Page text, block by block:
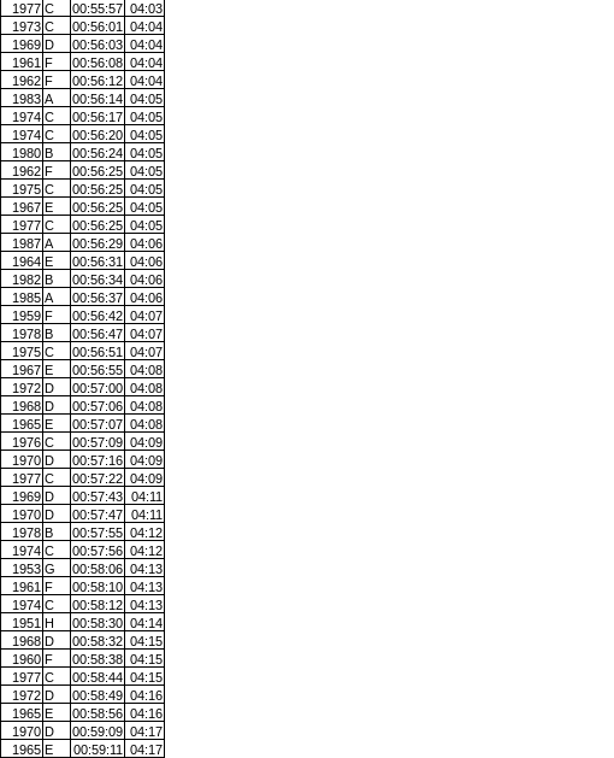
1977 C 00:55:57 04:03
1973 C 00:56:01
04:04
1969 D 00:56:03 04:04
1961 F 00:56:08 04:04
1962 F 00:56:12 04:04
1983 A 00:56:14 04:05
1974 C 00:56:17 04:05
1974 C 00:56:20 04:05
1980 B 00:56:24 04:05
1962 F 00:56:25 04:05
1975 C 00:56:25 04:05
1967 E 00:56:25 04:05
1977 C 00:56:25 04:05
1987 A 00:56:29 04:06
1964 E 00:56:31
04:06
1982 B 00:56:34 04:06
1985 A 00:56:37 04:06
1959 F 00:56:42 04:07
1978 B 00:56:47 04:07
1975 C 00:56:51
04:07
1967 E 00:56:55 04:08
1972 D 00:57:00 04:08
1968 D 00:57:06 04:08
1965 E 00:57:07 04:08
1976 C 00:57:09 04:09
1970 D 00:57:16 04:09
1977 C 00:57:22 04:09
1969 D 00:57:43 04:11
1970 D 00:57:47 04:11
1978 B 00:57:55 04:12
1974 C 00:57:56 04:12
1953 G 00:58:06 04:13
1961 F 00:58:10 04:13
1974 C 00:58:12 04:13
1951 H 00:58:30 04:14
1968 D 00:58:32 04:15
1960 F 00:58:38 04:15
1977 C 00:58:44 04:15
1972 D 00:58:49 04:16
1965 E 00:58:56 04:16
1970 D 00:59:09 04:17
1965 E 00:59:11
04:17